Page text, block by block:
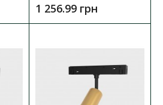
ДО КОШИКА
1 256.99 грн